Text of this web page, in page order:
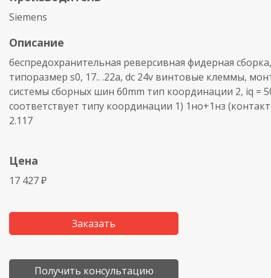
Siemens
Описание
беспредохранительная реверсивная фидерная
типоразмер s0, 17.. .22a, dc 24v винтовые клеммы,
системы сборных шин 60mm тип координации 2, iq =
соответствует типу координации 1) 1но+1нз
2.117
Цена
17 427 ₽
Заказать
Получить консультацию